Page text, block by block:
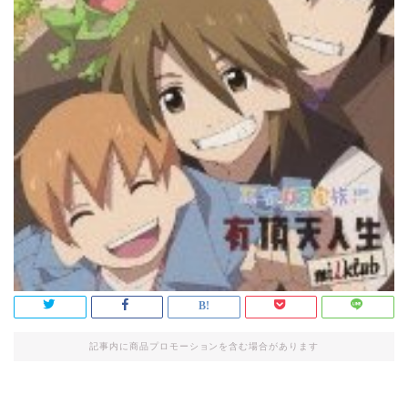
記事内に商品プロモーションを含む場合があります